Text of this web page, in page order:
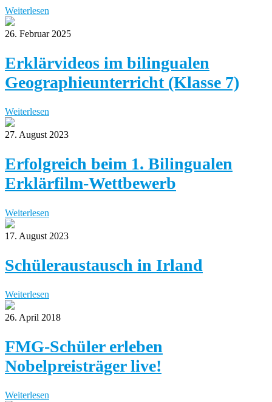
Weiterlesen
26. Februar 2025
Erklärvideos im bilingualen
Geographieunterricht (Klasse 7)
Weiterlesen
27. August 2023
Erfolgreich beim 1. Bilingualen
Erklärfilm-Wettbewerb
Weiterlesen
17. August 2023
Schüleraustausch in Irland
Weiterlesen
26. April 2018
FMG-Schüler erleben
Nobelpreisträger live!
Weiterlesen